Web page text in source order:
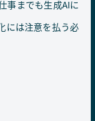
事までも生成AIに
には注意を払う必